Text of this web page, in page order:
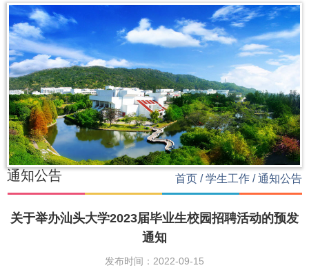
通知公告 首页 /学生工作 /通知公告
关于举办汕头大学2023届毕业生校园招聘活动的预发
通知
发布时间：2022-09-15